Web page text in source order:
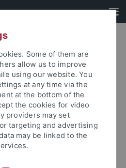
index
Some of them are
allow us to improve
using our website. You
at any time via the
at the bottom of the
the cookies for video
providers may set
targeting and advertising
may be linked to the